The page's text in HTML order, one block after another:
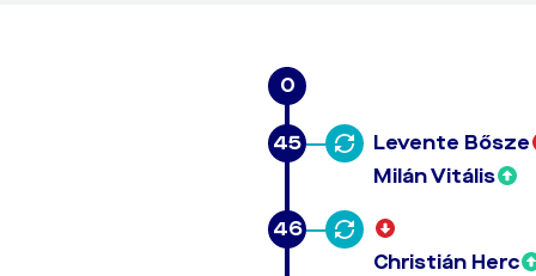
0
45
Levente Bősze
Milán Vitális
46
Christián Herc